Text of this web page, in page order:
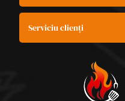
Serviciu clienți